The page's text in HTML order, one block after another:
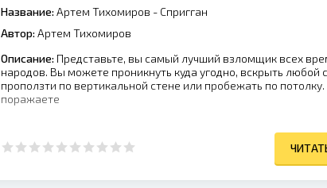
Название: Артем Тихомиров - Спригган
Автор: Артем Тихомиров
Описание: Представьте, вы самый лучший взломщик всех
народов. Вы можете проникнуть куда угодно, вскрыть любой
проползти по вертикальной стене или пробежать по
поражаете